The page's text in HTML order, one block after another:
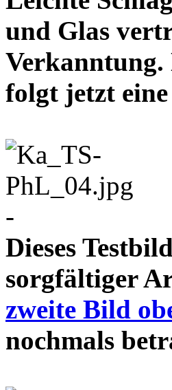
und Glas
folgt jetzt
-
Dieses
sorgfältiger
zweite Bild
nochmals